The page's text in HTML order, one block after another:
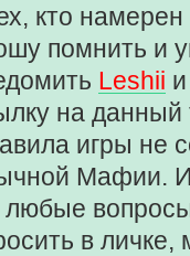
кто
помнить и
Leshii
на данный
игры не
Мафии. И
в